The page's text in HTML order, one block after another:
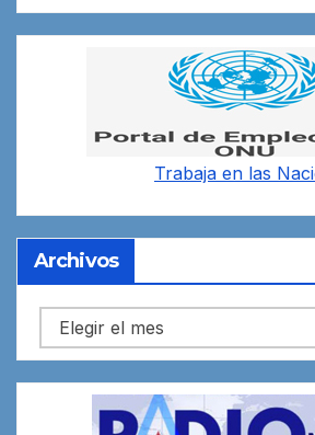
Trabaja en las
Archivos
Archivos